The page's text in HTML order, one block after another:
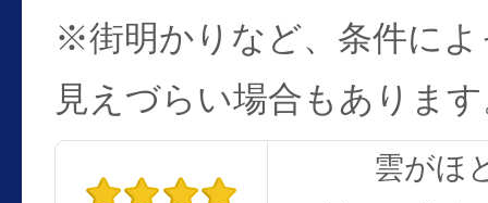
※街明かりなど、条件に
見えづらい場合もありま
雲がほ